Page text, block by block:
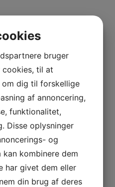
Teknologisk Institut
Everllence
bruger
cookies, til at
om dig til forskellige
af annoncering,
funktionalitet,
Disse oplysninger
og
kan kombinere dem
har givet dem eller
din brug af deres